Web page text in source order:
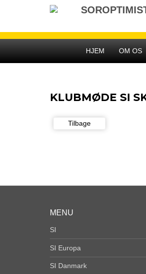
HJEM
OM OS
KLUBMØDE SI
Tilbage
MENU
SI
SI Europa
SI Danmark